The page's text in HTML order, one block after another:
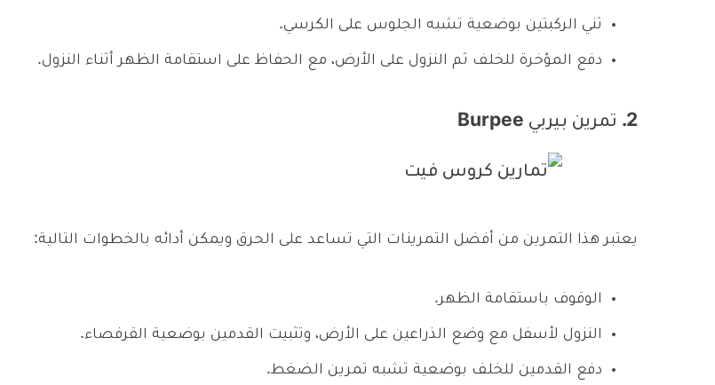
ثني الركبتين بوضعية تشبه الجلوس على الكرسي.
دفع المؤخرة للخلف ثم النزول على الأرض، مع الحفاظ على استقامة الظهر أثناء النزول.
2. تمرين بيربي Burpee
يعتبر هذا التمرين من أفضل التمرينات التي تساعد على الحرق ويمكن أدائه بالخطوات التالية:
الوقوف باستقامة الظهر.
النزول لأسفل مع وضع الذراعين على الأرض، وتثبيت القدمين بوضعية القرفصاء.
دفع القدمين للخلف بوضعية تشبه تمرين الضغط.